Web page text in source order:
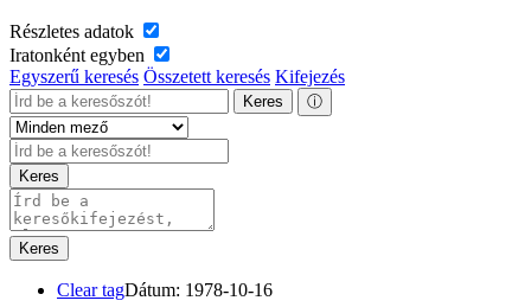
Részletes adatok
Iratonként egyben
Egyszerű keresés Összetett keresés Kifejezés
Keres ⓘ
Keres
Keres
Clear tagDátum: 1978-10-16